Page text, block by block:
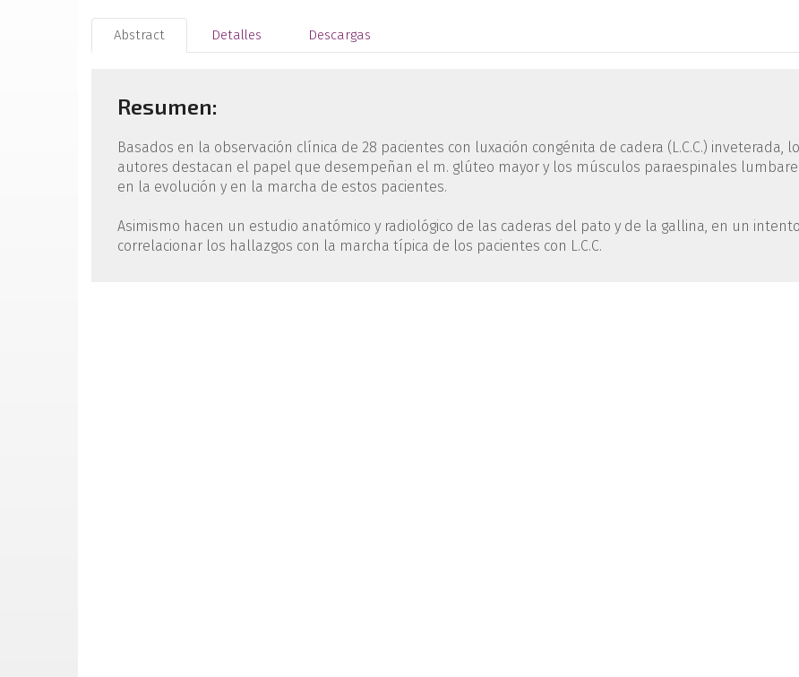
Abstract Detalles Descargas
Resumen:
Basados en la observación clínica de 28 pacientes con luxación congénita de cadera (L.C.C.) inveterada,
autores destacan el papel que desempeñan el m. glúteo mayor y los músculos paraespinales
en la evolución y en la marcha de estos pacientes.
Asimismo hacen un estudio anatómico y radiológico de las caderas del pato y de la gallina, en un
correlacionar los hallazgos con la marcha típica de los pacientes con L.C.C.